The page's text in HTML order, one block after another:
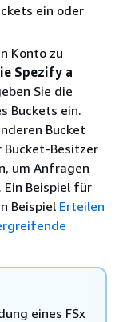
ein oder
Konto zu
Spezify a
Sie die
Buckets ein.
Bucket
Bucket-Besitzer
um Anfragen
Ein Beispiel für
Beispiel Erteilen
eines FSx